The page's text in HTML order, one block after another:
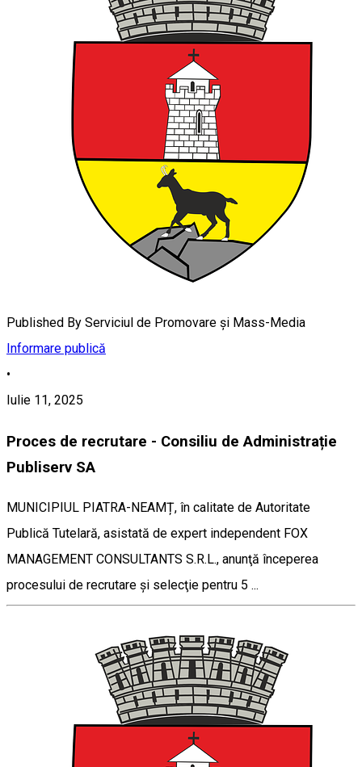
Published By Serviciul de Promovare și Mass-Media
Informare publică
•
Iulie 11, 2025
Proces de recrutare - Consiliu de Administrație
Publiserv SA
MUNICIPIUL PIATRA-NEAMȚ, în calitate de Autoritate
Publică Tutelară, asistată de expert independent FOX
MANAGEMENT CONSULTANTS S.R.L., anunţă începerea
procesului de recrutare şi selecţie pentru 5 ...